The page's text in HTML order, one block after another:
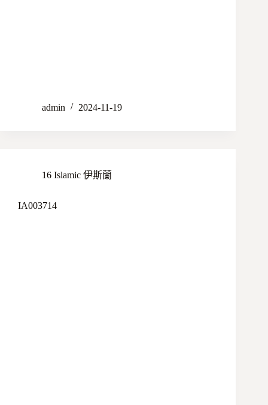
admin 2024-11-19
16 Islamic 伊斯蘭
IA003714